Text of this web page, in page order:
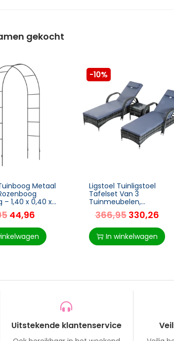
gekocht
Metaal
– 1,40 x 0,40 x
Duurzaam –
Tuindecoratie
44,96
-10%
Ligstoel Tuinligstoel
Tafelset Van 3
Tuinmeubelen,
Polyrattan + Metaalgrijs
366,95 330,26
In winkelwagen
Uitstekende klantenservice